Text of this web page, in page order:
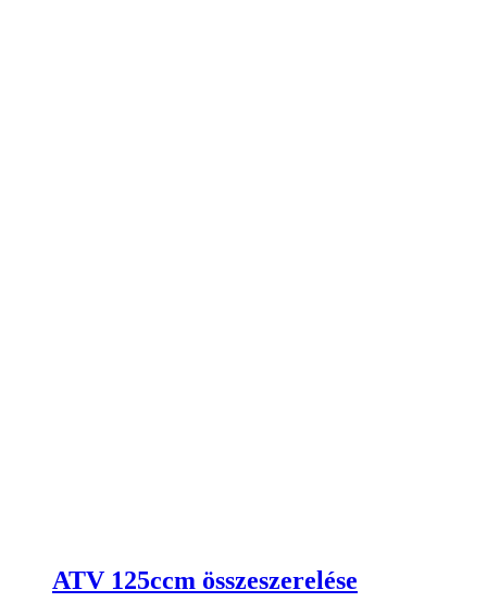
ATV 125ccm összeszerelése